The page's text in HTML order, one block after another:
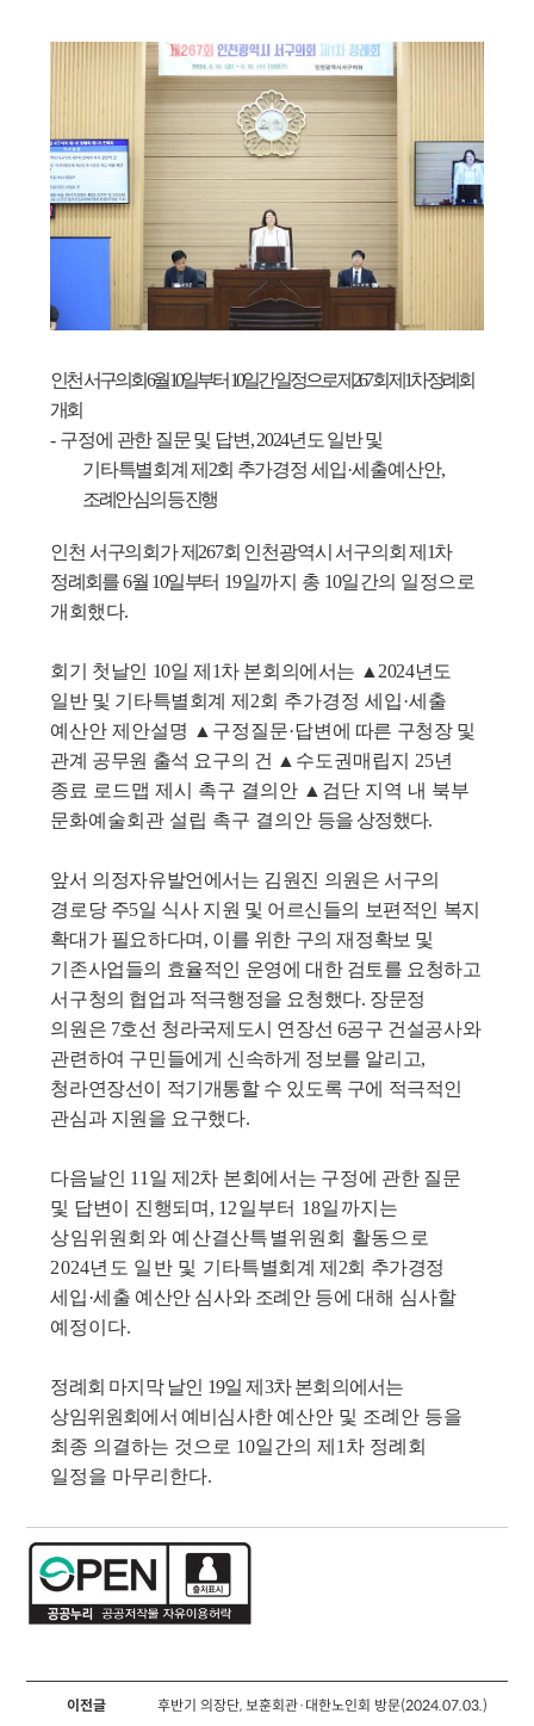
인천 서구의회6월10일부터10일간 일정으로 제267회 제1차 정례회
개회
- 구정에 관한 질문 및 답변,2024년도 일반 및
기타특별회계 제 2회 추가경정 세입·세출예산안,
조례안 심의 등 진행
인천 서구의회가 제 267회 인천광역시 서구의회제 1차
정례회를 6월 10일부터 19일까지 총 10일간의 일정으로
개회했다.
회기 첫날인 10일 제 1차 본회의에서는 ▲ 2024년도
일반 및 기타특별회계 제 2회 추가경정 세입·세출
예산안 제안설명 ▲ 구정질문·답변에 따른 구청장 및
관계 공무원 출석 요구의 건 ▲ 수도권매립지 25년
종료 로드맵 제시 촉구 결의안 ▲ 검단 지역 내 북부
문화예술회관 설립 촉구 결의안 등을 상정했다.
앞서 의정자유발언에서는 김원진 의원은 서구의
경로당 주5일 식사 지원 및 어르신들의 보편적인 복지
확대가 필요하다며 , 이를 위한 구의 재정확보 및
기존사업들의 효율적인 운영에 대한 검토를 요청하고
서구청의 협업과 적극행정을 요청했다. 장문정
의원은 7호선 청라국제도시 연장선 6공구 건설공사와
관련하여 구민들에게 신속하게 정보를 알리고,
청라연장선이 적기개통할 수 있도록 구에 적극적인
관심과 지원을 요구했다.
다음날인 11 일 제 2차 본회에서는 구정에 관한 질문
및 답변이 진행되며 , 12일부터 18일까지는
상임위원회와 예산결산특별위원회 활동으로
2024년도 일반 및 기타특별회계 제 2회 추가경정
세입·세출 예산안 심사와 조례안 등에 대해 심사할
예정이다.
정례회 마지막 날인 19일 제 3차 본회의에서는
상임위원회에서 예비심사한예산안 및 조례안 등을
최종 의결하는 것으로 10일간의 제 1 차 정례회
일정을 마무리한다.
이전글 후반기 의장단, 보훈회관·대한노인회 방문(2024.07.03.)